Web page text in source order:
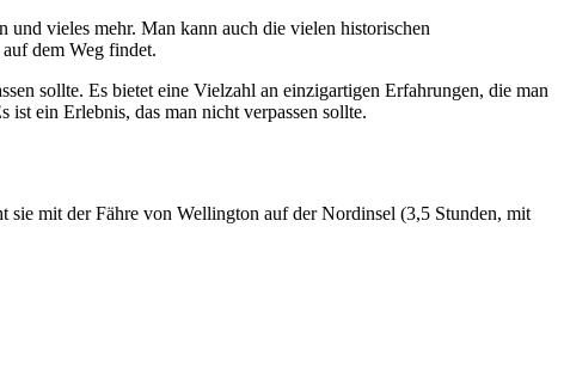
vieles mehr. Man kann auch die vielen historischen
dem Weg findet.
sollte. Es bietet eine Vielzahl an einzigartigen Erfahrungen, die man
ein Erlebnis, das man nicht verpassen sollte.
sie mit der Fähre von Wellington auf der Nordinsel (3,5 Stunden, mit